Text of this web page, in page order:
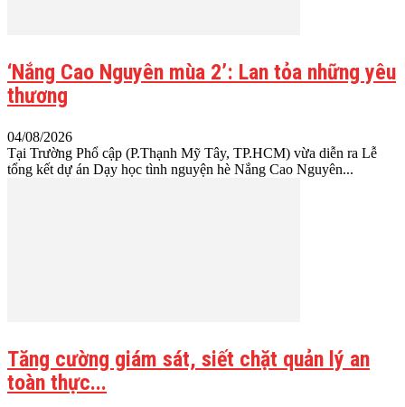
‘Nắng Cao Nguyên mùa 2’: Lan tỏa những yêu
thương
04/08/2026
Tại Trường Phổ cập (P.Thạnh Mỹ Tây, TP.HCM) vừa diễn ra Lễ
tổng kết dự án Dạy học tình nguyện hè Nắng Cao Nguyên...
Tăng cường giám sát, siết chặt quản lý an
toàn thực...